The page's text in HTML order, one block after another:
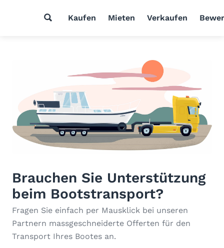
Kaufen Mieten Verkaufen
Brauchen Sie Unterstützung
beim Bootstransport?
Fragen Sie einfach per Mausklick bei unseren
Partnern massgeschneiderte Offerten für den
Transport Ihres Bootes an.